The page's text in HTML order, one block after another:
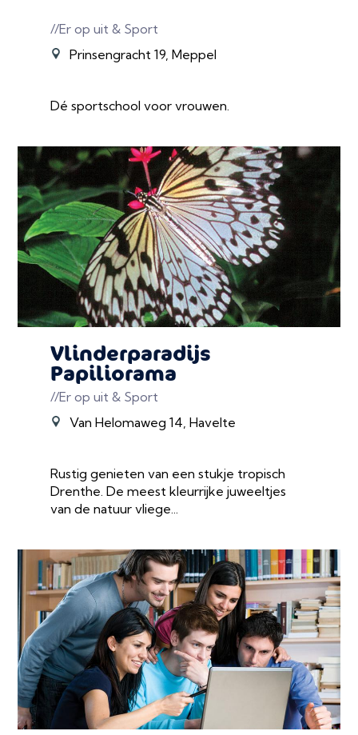
//Er op uit & Sport
Prinsengracht 19, Meppel
Dé sportschool voor vrouwen.
Vlinderparadijs
Papiliorama
//Er op uit & Sport
Van Helomaweg 14, Havelte
Rustig genieten van een stukje tropisch
Drenthe. De meest kleurrijke juweeltjes
van de natuur vliege...